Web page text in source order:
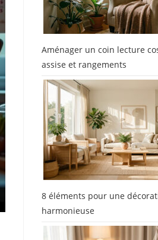
Aménager un coin lecture
assise et rangements
8 éléments pour une
harmonieuse